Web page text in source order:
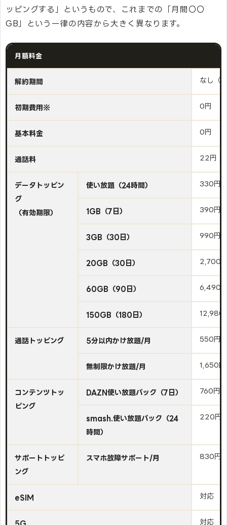
ッピングする」というもので、これまでの「月間〇〇
GB」という一律の内容から大きく異なります。
月額料金
解約期間 なし（
初期費用※ 0円
基本料金 0円
通話料 22円 /
データトッピン
グ
（有効期限）
使い放題（24時間） 330円
1GB（7日） 390円
3GB（30日） 990円
20GB（30日） 2,700
60GB（90日） 6,490
150GB（180日） 12,980
通話トッピング 5分以内かけ放題/月 550円
無制限かけ放題/月 1,650円
コンテンツトッ
ピング
DAZN使い放題パック（7日） 760円
smash.使い放題パック（24
時間）
220円
サポートトッピ
ング
スマホ故障サポート/月 830円
eSIM 対応
5G 対応